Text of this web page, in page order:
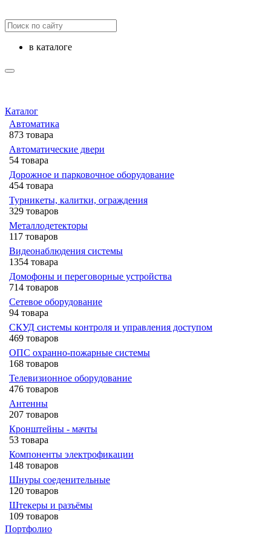
в каталоге
Каталог
Автоматика
873 товара
Автоматические двери
54 товара
Дорожное и парковочное оборудование
454 товара
Турникеты, калитки, ограждения
329 товаров
Металлодетекторы
117 товаров
Видеонаблюдения cистемы
1354 товара
Домофоны и переговорные устройства
714 товаров
Сетевое оборудование
94 товара
СКУД системы контроля и управления доступом
469 товаров
ОПС охранно-пожарные системы
168 товаров
Телевизионное оборудование
476 товаров
Антенны
207 товаров
Кронштейны - мачты
53 товара
Компоненты электрофикации
148 товаров
Шнуры соеденительные
120 товаров
Штекеры и разъёмы
109 товаров
Портфолио